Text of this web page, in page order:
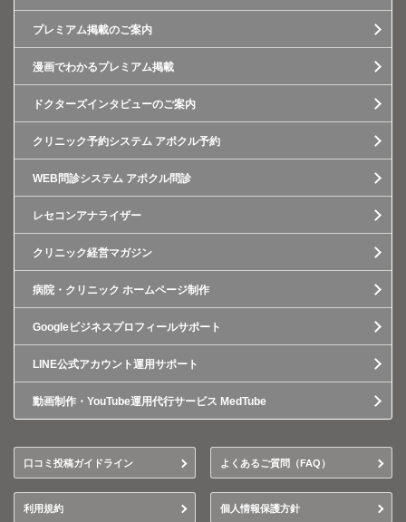
プレミアム掲載のご案内
漫画でわかるプレミアム掲載
ドクターズインタビューのご案内
クリニック予約システム アポクル予約
WEB問診システム アポクル問診
レセコンアナライザー
クリニック経営マガジン
病院・クリニック ホームページ制作
Googleビジネスプロフィールサポート
LINE公式アカウント運用サポート
動画制作・YouTube運用代行サービス MedTube
口コミ投稿ガイドライン よくあるご質問（FAQ）
利用規約 個人情報保護方針